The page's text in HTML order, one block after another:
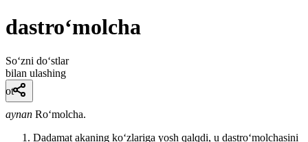
dastro‘molcha
So‘zni do‘stlar
bilan ulashing
ot
aynan Roʻmolcha.
Dadamat akaning koʻzlariga yosh qalqdi, u dastroʻmolchasini